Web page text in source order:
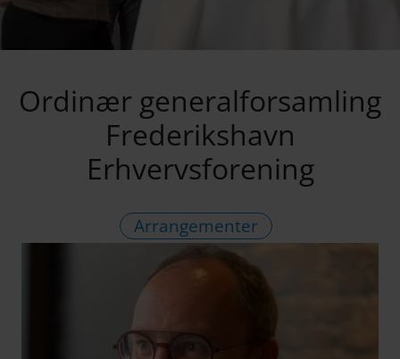
Ordinær generalforsamling
Frederikshavn
Erhvervsforening
Arrangementer